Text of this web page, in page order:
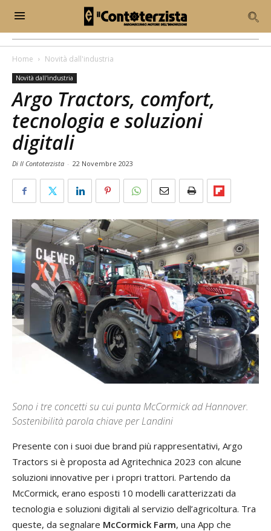
Home Novità dall'industria
Novità dall'industria
Argo Tractors, comfort,
tecnologia e soluzioni
digitali
Di Il Contoterzista - 22 Novembre 2023
Sono i tre concetti su cui punta McCormick ad Hannover.
Sostenibilità parola chiave per Landini
Presente con i suoi due brand più rappresentativi, Argo
Tractors si è proposta ad Agritechnica 2023 con alcune
soluzioni innovative per i propri trattori. Partendo da
McCormick, erano esposti 10 modelli caratterizzati da
tecnologia e soluzioni digitali al servizio dell’agricoltura. Tra
queste, da segnalare McCormick Farm, una App che